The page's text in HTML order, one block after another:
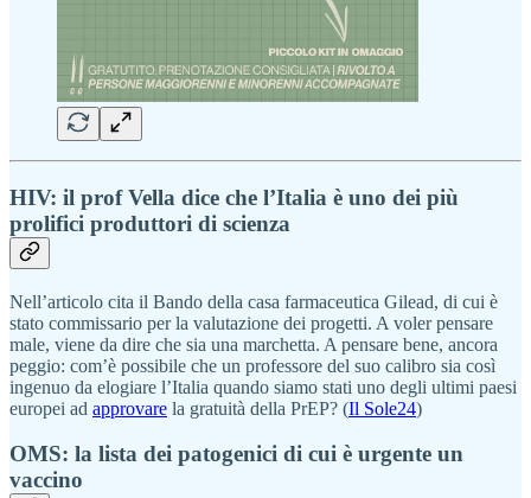
HIV: il prof Vella dice che l’Italia è uno dei più
prolifici produttori di scienza
Nell’articolo cita il Bando della casa farmaceutica Gilead, di cui è
stato commissario per la valutazione dei progetti. A voler pensare
male, viene da dire che sia una marchetta. A pensare bene, ancora
peggio: com’è possibile che un professore del suo calibro sia così
ingenuo da elogiare l’Italia quando siamo stati uno degli ultimi paesi
europei ad approvare la gratuità della PrEP? (Il Sole24)
OMS: la lista dei patogenici di cui è urgente un
vaccino